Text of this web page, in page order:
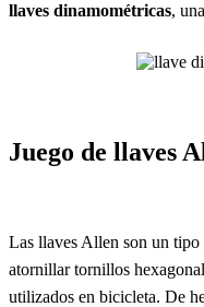
llaves dinamométricas, una
Juego de llaves
Las llaves Allen son un tipo
atornillar tornillos
utilizados en bicicleta. De